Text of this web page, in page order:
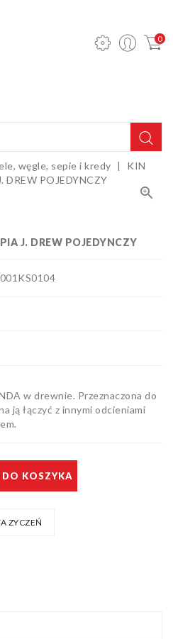
0
węgle, sepie i kredy
KIN
DREW POJEDYNCZY

J. DREW POJEDYNCZY
w drewnie. Przeznaczona do
ją łączyć z innymi odcieniami
KOSZYKA
ZYCZEŃ